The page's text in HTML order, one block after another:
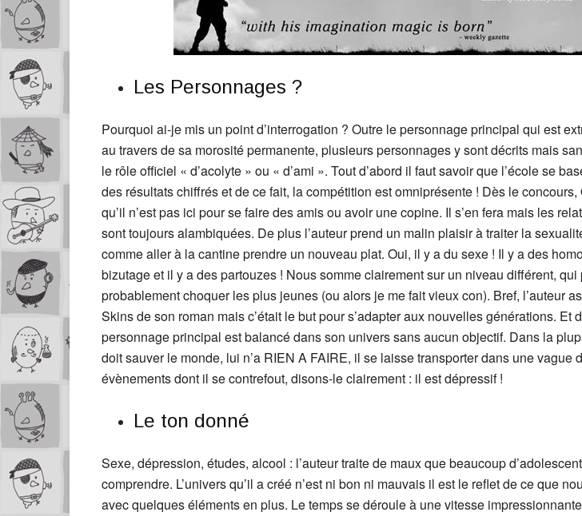
Les Personnages ?
Pourquoi ai-je mis un point d’interrogation ? Outre le personnage principal qui est
au travers de sa morosité permanente, plusieurs personnages y sont décrits mais
le rôle officiel « d’acolyte » ou « d’ami ». Tout d’abord il faut savoir que l’école se
des résultats chiffrés et de ce fait, la compétition est omniprésente ! Dès le
qu’il n’est pas ici pour se faire des amis ou avoir une copine. Il s’en fera mais les
sont toujours alambiquées. De plus l’auteur prend un malin plaisir à traiter la
comme aller à la cantine prendre un nouveau plat. Oui, il y a du sexe ! Il y a des
bizutage et il y a des partouzes ! Nous somme clairement sur un niveau différent, qui
probablement choquer les plus jeunes (ou alors je me fait vieux con). Bref, l’auteur
Skins de son roman mais c’était le but pour s’adapter aux nouvelles générations. Et
personnage principal est balancé dans son univers sans aucun objectif. Dans la
doit sauver le monde, lui n’a RIEN A FAIRE, il se laisse transporter dans une vague
évènements dont il se contrefout, disons-le clairement : il est dépressif !
Le ton donné
Sexe, dépression, études, alcool : l’auteur traite de maux que beaucoup
comprendre. L’univers qu’il a créé n’est ni bon ni mauvais il est le reflet de ce que
avec quelques éléments en plus. Le temps se déroule à une vitesse